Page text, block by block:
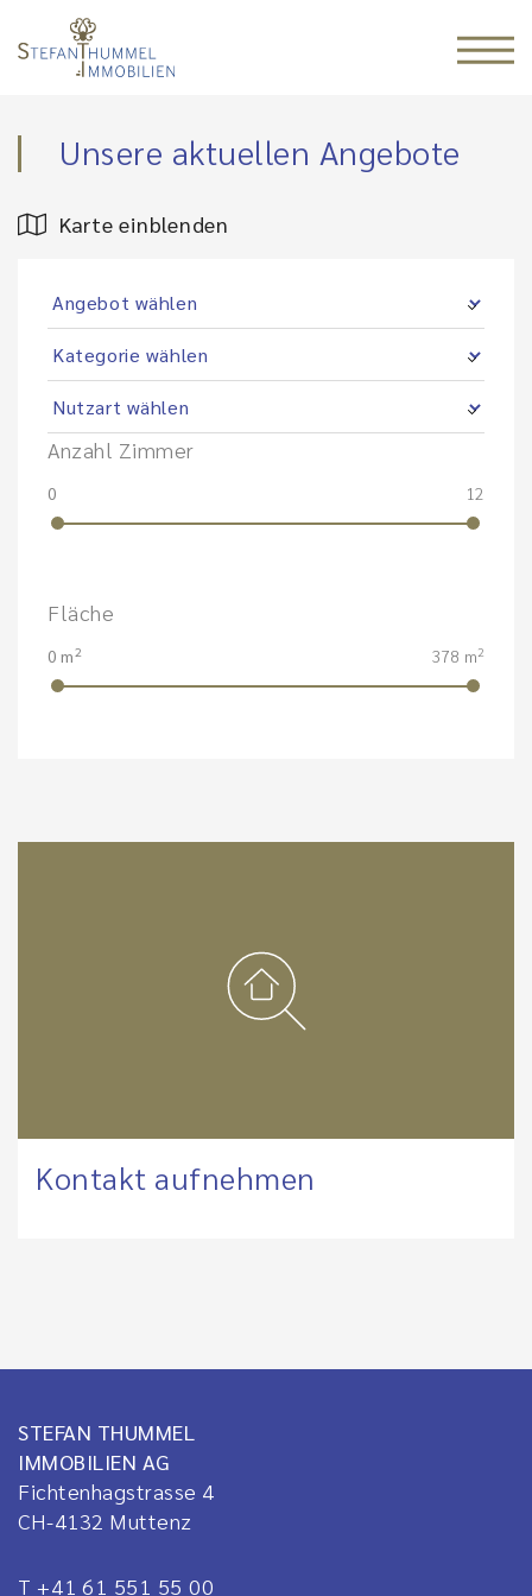
Unsere aktuellen Angebote
Karte einblenden
Anzahl Zimmer
0 12
Fläche
0 m2 378 m2
Kontakt aufnehmen
STEFAN THUMMEL
IMMOBILIEN AG
Fichtenhagstrasse 4
CH-4132 Muttenz
T +41 61 551 55 00